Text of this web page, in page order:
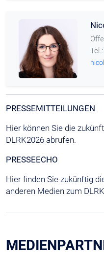
PRESSEMITTEILUNGEN
Hier können Sie die
DLRK2026 abrufen.
PRESSEECHO
Hier finden Sie zukünftig
anderen Medien zum